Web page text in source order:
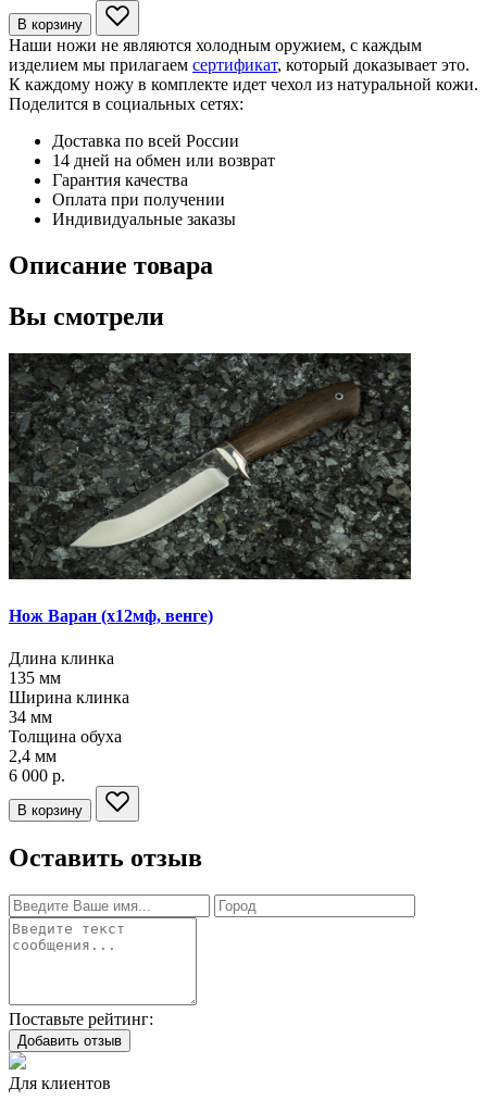
В корзину
Наши ножи не являются холодным оружием, с каждым
изделием мы прилагаем сертификат, который доказывает это.
К каждому ножу в комплекте идет чехол из натуральной кожи.
Поделится в социальных сетях:
Доставка по всей России
14 дней на обмен или возврат
Гарантия качества
Оплата при получении
Индивидуальные заказы
Описание товара
Вы смотрели
Нож Варан (х12мф, венге)
Длина клинка
135 мм
Ширина клинка
34 мм
Толщина обуха
2,4 мм
6 000 р.
В корзину
Оставить отзыв
Поставьте рейтинг:
Добавить отзыв
Для клиентов